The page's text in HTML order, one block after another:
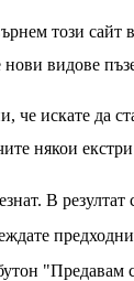
този сайт
нови видове
че искате да
някои
В резултат
"Предавам